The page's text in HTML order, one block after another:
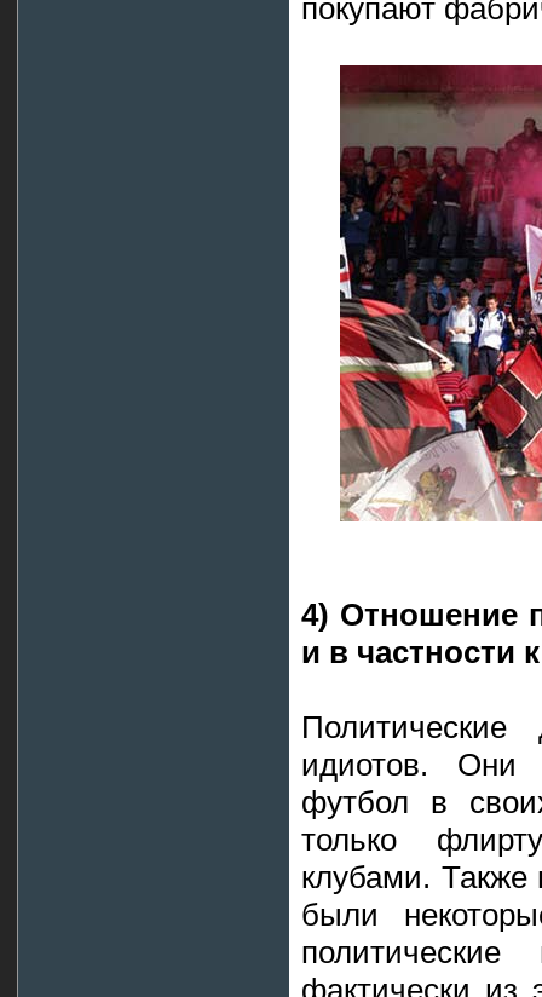
покупают
4) Отношение
и в частности
идиотов. Они
футбол в
только
клубами. Также
были
фактически из